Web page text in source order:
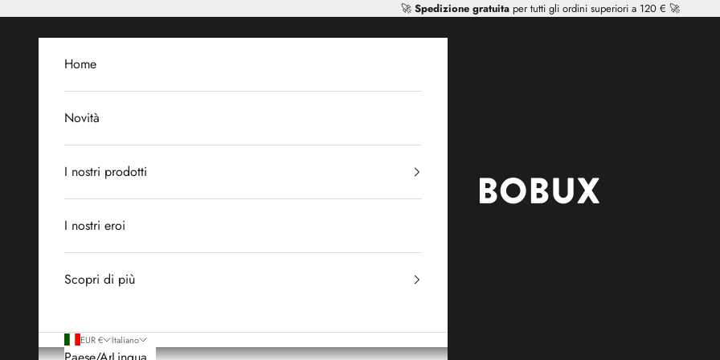
🚀 Spedizione gratuitaper tutti gli ordini superiori a 120 € 🚀
Mr Tiggle - Distributor
Home
Novità
I nostri prodotti
I nostri eroi
Scopri di più
EUR € Italiano